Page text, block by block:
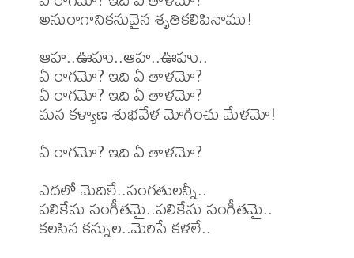
అనురాగానికనువైన శృతికలిపినాము!
ఆహ..ఊహు..ఆహ..ఊహు..
ఏ రాగమో? ఇది ఏ తాళమో?
ఏ రాగమో? ఇది ఏ తాళమో?
మన కళ్యాణ శుభవేళ మోగించు మేళమో!
ఏ రాగమో? ఇది ఏ తాళమో?
ఎదలో మెదిలే..సంగతులన్నీ..
పలికేను సంగీతమై..పలికేను సంగీతమై..
కలసిన కన్నుల..మెరిసే కళలే..